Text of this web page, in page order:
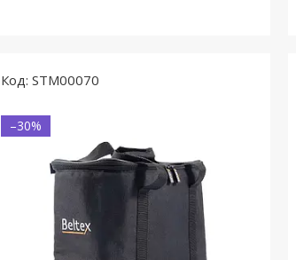
STM00070
–30%